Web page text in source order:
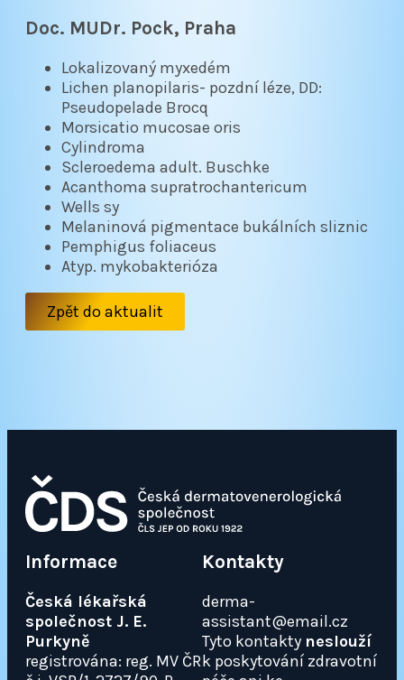
Doc. MUDr. Pock, Praha
Lokalizovaný myxedém
Lichen planopilaris- pozdní léze, DD:
Pseudopelade Brocq
Morsicatio mucosae oris
Cylindroma
Scleroedema adult. Buschke
Acanthoma supratrochantericum
Wells sy
Melaninová pigmentace bukálních sliznic
Pemphigus foliaceus
Atyp. mykobakterióza
Zpět do aktualit
Informace
Česká lékařská
společnost J. E.
Purkyně
registrována: reg. MV ČR
Kontakty
derma-
assistant@email.cz
Tyto kontakty neslouží
k poskytování zdravotní